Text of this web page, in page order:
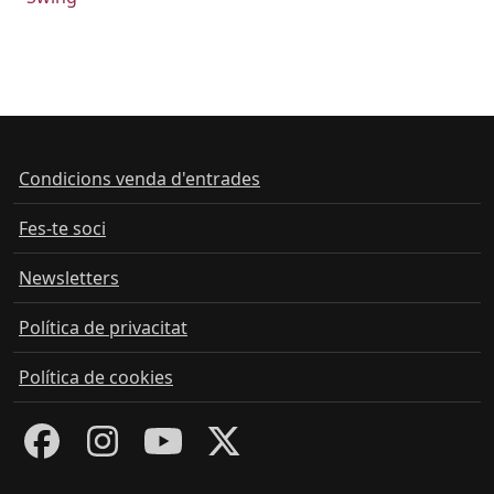
Condicions venda d'entrades
Fes-te soci
Newsletters
Política de privacitat
Política de cookies